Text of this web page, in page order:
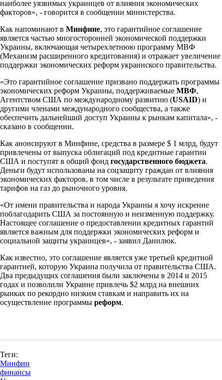
наиболее уязвимых украинцев от влияния экономических
факторов», - говорится в сообщении министерства.
Как напоминают в Минфине, это гарантийное соглашение
является частью многосторонней экономической поддержки
Украины, включающая четырехлетнюю программу МВФ
(Механизм расширенного кредитования) и отражает увеличение
поддержки экономических реформ украинского правительства.
«Это гарантийное соглашение призвано поддержать программы
экономических реформ Украины, поддерживаемые МВФ,
Агентством США по международному развитию (USAID) и
другими членами международного сообщества, а также
обеспечить дальнейший доступ Украины к рынкам капитала», -
сказано в сообщении.
Как анонсируют в Минфине, средства в размере $ 1 млрд, будут
привлечены от выпуска облигаций под кредитные гарантии
США и поступят в общий фонд государственного бюджета.
Деньги будут использованы на соцзащиту граждан от влияния
экономических факторов, в том числе в результате приведения
тарифов на газ до рыночного уровня.
«От имени правительства и народа Украины я хочу искренне
поблагодарить США за постоянную и неизменную поддержку.
Настоящее соглашение о предоставлении кредитных гарантий
является важным для поддержки экономических реформ и
социальной защиты украинцев», - заявил Данилюк.
Как известно, это соглашение является уже третьей кредитной
гарантией, которую Украина получила от правительства США.
Два предыдущих соглашения были заключены в 2014 и 2015
годах и позволили Украине привлечь $2 млрд на внешних
рынках по рекордно низким ставкам и направить их на
осуществление программы реформ.
Теги:
Минфин
финансы